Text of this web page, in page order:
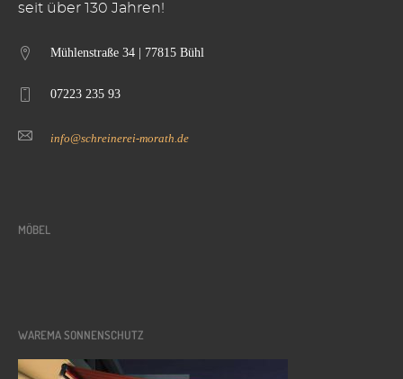
seit über 130 Jahren!
Mühlenstraße 34 | 77815 Bühl
07223 235 93
info@schreinerei-morath.de
MÖBEL
WAREMA SONNENSCHUTZ